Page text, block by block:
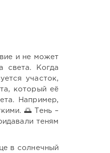
и не может
света. Когда
участок,
который её
Например,
🌅 Тень –
теням
в солнечный